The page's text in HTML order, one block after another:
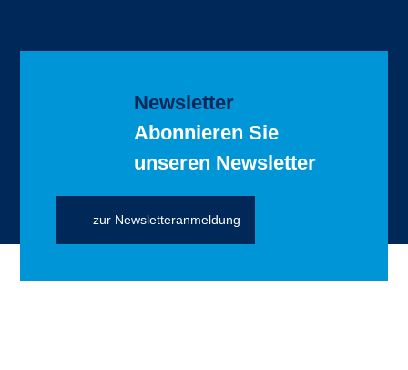
Newsletter
Abonnieren Sie
unseren Newsletter
zur Newsletteranmeldung